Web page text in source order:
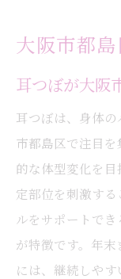
大阪市都
耳つぼが大阪
耳つぼは、身体
市都島区で注目
的な体型変化を
定部位を刺激す
ルをサポートで
が特徴です。年
には、継続しやす